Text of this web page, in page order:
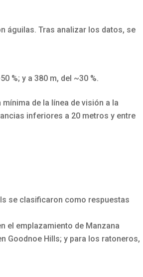
águilas. Tras analizar los datos, se
%; y a 380 m, del ~30 %.
de la línea de visión a la
inferiores a 20 metros y entre
se clasificaron como respuestas
el emplazamiento de Manzana
Goodnoe Hills; y para los ratoneros,